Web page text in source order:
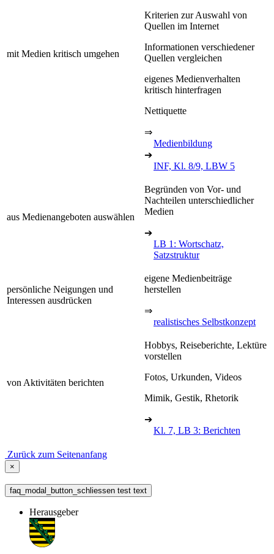
mit Medien kritisch umgehen
Kriterien zur Auswahl von
Quellen im Internet
Informationen verschiedener
Quellen vergleichen
eigenes Medienverhalten
kritisch hinterfragen
Nettiquette
⇒
Medienbildung
➔
INF, Kl. 8/9, LBW 5
aus Medienangeboten auswählen
Begründen von Vor- und
Nachteilen unterschiedlicher
Medien
➔
LB 1: Wortschatz,
Satzstruktur
persönliche Neigungen und
Interessen ausdrücken
eigene Medienbeiträge
herstellen
⇒
realistisches Selbstkonzept
von Aktivitäten berichten
Hobbys, Reiseberichte, Lektüre
vorstellen
Fotos, Urkunden, Videos
Mimik, Gestik, Rhetorik
➔
Kl. 7, LB 3: Berichten
Zurück zum Seitenanfang
×
faq_modal_button_schliessen test text
Herausgeber